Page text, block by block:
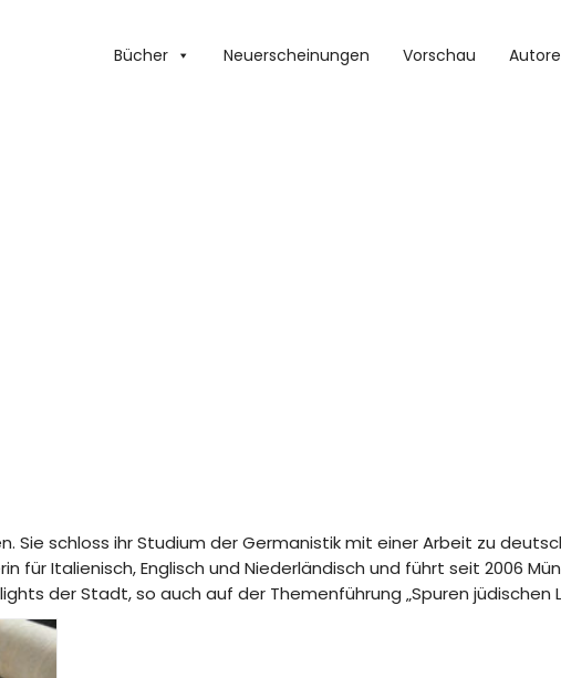
Bücher Neuerscheinungen Vorschau
Sie schloss ihr Studium der Germanistik mit einer Arbeit zu
für Italienisch, Englisch und Niederländisch und führt seit 2006
der Stadt, so auch auf der Themenführung „Spuren jüdischen